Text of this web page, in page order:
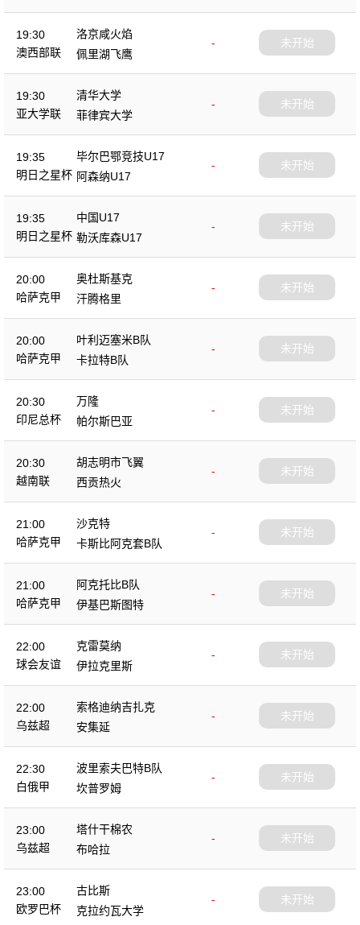
19:30
澳西部联
洛京咸火焰
-
佩里湖飞鹰
未开始
19:30
亚大学联
清华大学
-
菲律宾大学
未开始
19:35
明日之星杯
毕尔巴鄂竞技U17
-
阿森纳U17
未开始
19:35
明日之星杯
中国U17
-
勒沃库森U17
未开始
20:00
哈萨克甲
奥杜斯基克
-
汗腾格里
未开始
20:00
哈萨克甲
叶利迈塞米B队
-
卡拉特B队
未开始
20:30
印尼总杯
万隆
-
帕尔斯巴亚
未开始
20:30
越南联
胡志明市飞翼
-
西贡热火
未开始
21:00
哈萨克甲
沙克特
-
卡斯比阿克套B队
未开始
21:00
哈萨克甲
阿克托比B队
-
伊基巴斯图特
未开始
22:00
球会友谊
克雷莫纳
-
伊拉克里斯
未开始
22:00
乌兹超
索格迪纳吉扎克
-
安集延
未开始
22:30
白俄甲
波里索夫巴特B队
-
坎普罗姆
未开始
23:00
乌兹超
塔什干棉农
-
布哈拉
未开始
23:00
欧罗巴杯
古比斯
-
克拉约瓦大学
未开始